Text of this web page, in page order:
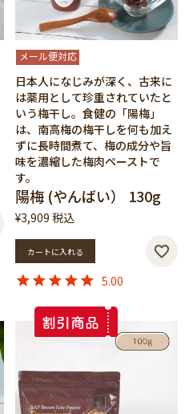
メール便対応
日本人になじみが深く、古来に
は薬用として珍重されていたと
いう梅干し。食健の「陽梅」
は、南高梅の梅干しを何も加え
ずに長時間煮て、梅の成分や旨
味を濃縮した梅肉ペーストで
す。
陽梅 (やんばい） 130g
¥3,909 税込
カートに入れる
5.00